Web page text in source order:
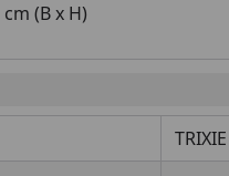
(B x H)